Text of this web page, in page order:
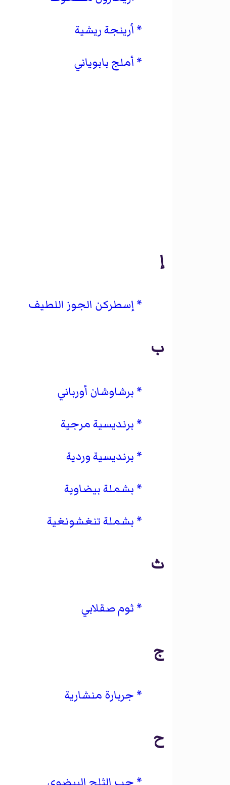
أرينجة ريشية
أملج بابوياني
إ
إسطركن الجوز اللطيف
ب
برشاوشان أورباني
برنديسية مرجية
برنديسية وردية
بشملة بيضاوية
بشملة تنغشونغية
ث
ثوم صقلابي
ج
جربارة منشارية
ح